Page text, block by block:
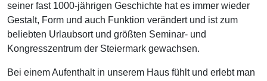
seiner fast 1000-jährigen Geschichte hat es immer wieder
Gestalt, Form und auch Funktion verändert und ist zum
beliebten Urlaubsort und größten Seminar- und
Kongresszentrum der Steiermark gewachsen.
Bei einem Aufenthalt in unserem Haus fühlt und erlebt man